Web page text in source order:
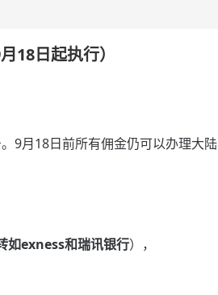
18日起执行）
9月18日前所有佣金仍可以办理大陆
如exness和瑞讯银行），